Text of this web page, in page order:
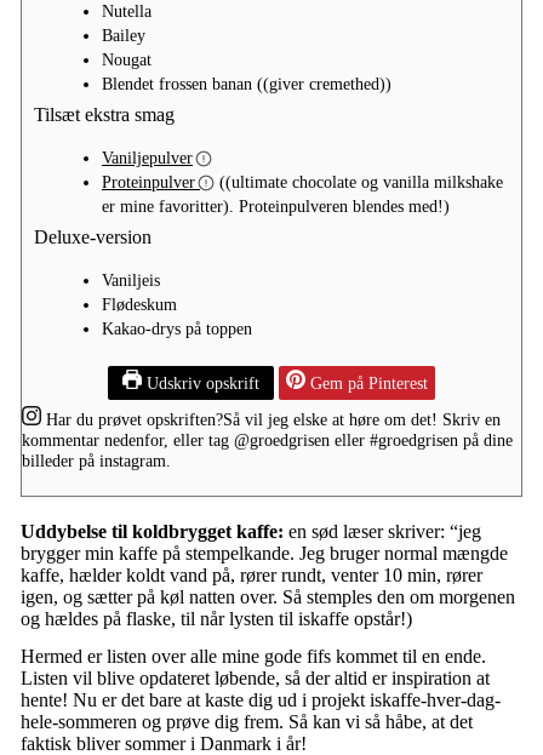
Nutella
Bailey
Nougat
Blendet frossen banan ((giver cremethed))
Tilsæt ekstra smag
Vaniljepulver
Proteinpulver
((ultimate chocolate og vanilla milkshake
er mine favoritter). Proteinpulveren blendes med!)
Deluxe-version
Vaniljeis
Flødeskum
Kakao-drys på toppen
Udskriv opskrift
Gem på Pinterest
Har du prøvet opskriften?Så vil jeg elske at høre om det! Skriv en
kommentar nedenfor, eller tag @groedgrisen eller #groedgrisen på dine
billeder på instagram.
Uddybelse til koldbrygget kaffe: en sød læser skriver: “jeg
brygger min kaffe på stempelkande. Jeg bruger normal mængde
kaffe, hælder koldt vand på, rører rundt, venter 10 min, rører
igen, og sætter på køl natten over. Så stemples den om morgenen
og hældes på flaske, til når lysten til iskaffe opstår!)
Hermed er listen over alle mine gode fifs kommet til en ende.
Listen vil blive opdateret løbende, så der altid er inspiration at
hente! Nu er det bare at kaste dig ud i projekt iskaffe-hver-dag-
hele-sommeren og prøve dig frem. Så kan vi så håbe, at det
faktisk bliver sommer i Danmark i år!